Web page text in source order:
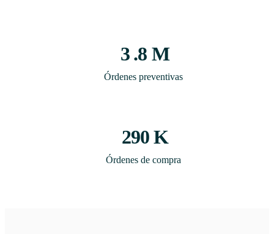
3.8 M
Órdenes preventivas
290K
Órdenes de compra